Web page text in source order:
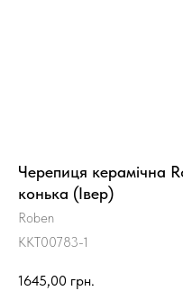
Черепиця керамічна
конька (Івер)
Roben
KKT00783-1
1645,00 грн.